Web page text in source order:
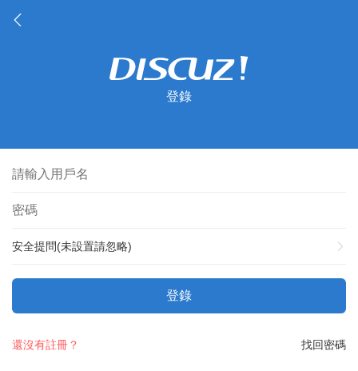
登錄
安全提問(未設置請忽略)
登錄
找回密碼
還沒有註冊？